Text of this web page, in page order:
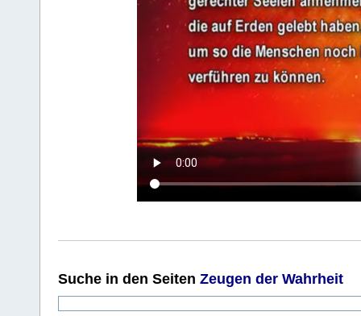
Suche in den Seiten Zeugen der Wahrheit